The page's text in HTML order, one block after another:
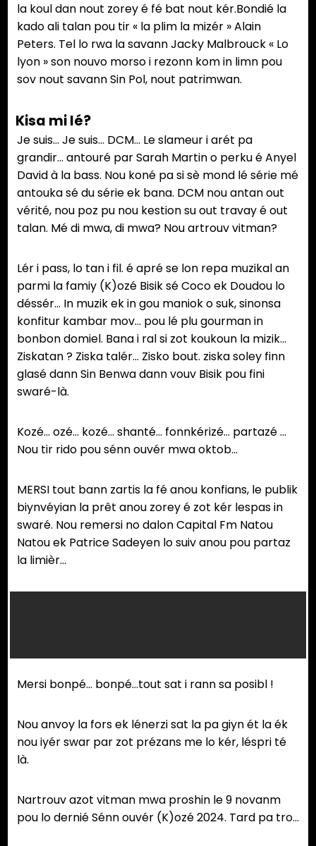
la koul dan nout zorey é fé bat nout kér.Bondié la
kado ali talan pou tir « la plim la mizér » Alain
Peters. Tel lo rwa la savann Jacky Malbrouck « Lo
lyon » son nouvo morso i rezonn kom in limn pou
sov nout savann Sin Pol, nout patrimwan.
Kisa mi lé?
Je suis… Je suis… DCM… Le slameur i arét pa
grandir… antouré par Sarah Martin o perku é Anyel
David à la bass. Nou koné pa si sè mond lé série mé
antouka sé du série ek bana. DCM nou antan out
vérité, nou poz pu nou kestion su out travay é out
talan. Mé di mwa, di mwa? Nou artrouv vitman?
Lér i pass, lo tan i fil. é apré se lon repa muzikal an
parmi la famiy (K)ozé Bisik sé Coco ek Doudou lo
déssér… In muzik ek in gou maniok o suk, sinonsa
konfitur kambar mov… pou lé plu gourman in
bonbon domiel. Bana i ral si zot koukoun la mizik…
Ziskatan ? Ziska talér… Zisko bout. ziska soley finn
glasé dann Sin Benwa dann vouv Bisik pou fini
swaré-là.
Kozé… ozé… kozé… shanté… fonnkérizé… partazé …
Nou tir rido pou sénn ouvér mwa oktob…
MERSI tout bann zartis la fé anou konfians, le publik
biynvéyian la prêt anou zorey é zot kér lespas in
swaré. Nou remersi no dalon Capital Fm Natou
Natou ek Patrice Sadeyen lo suiv anou pou partaz
la limièr…
Mersi bonpé… bonpé…tout sat i rann sa posibl !
Nou anvoy la fors ek lénerzi sat la pa giyn ét la ék
nou iyér swar par zot prézans me lo kér, léspri té
là.
Nartrouv azot vitman mwa proshin le 9 novanm
pou lo dernié Sénn ouvér (K)ozé 2024. Tard pa tro…